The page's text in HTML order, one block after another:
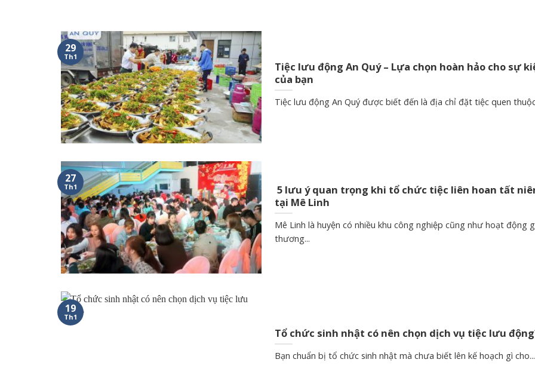
Tiệc lưu động An Quý – Lựa chọn hoàn hảo cho sự
của bạn
Tiệc lưu động An Quý được biết đến là địa chỉ đặt tiệc quen
29
Th1
5 lưu ý quan trọng khi tổ chức tiệc liên hoan tất
tại Mê Linh
Mê Linh là huyện có nhiều khu công nghiệp cũng như hoạt động
thương...
27
Th1
Tổ chức sinh nhật có nên chọn dịch vụ tiệc lưu
Bạn chuẩn bị tổ chức sinh nhật mà chưa biết lên kế hoạch gì cho...
19
Th1